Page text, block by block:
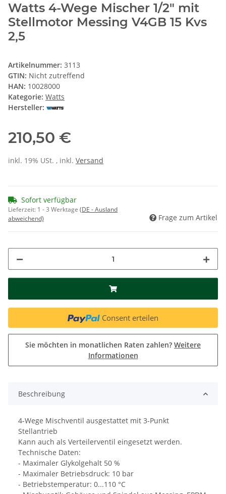
Watts 4-Wege Mischer 1/2" mit
Stellmotor Messing V4GB 15 Kvs
2,5
Artikelnummer: 3113
GTIN: Nicht zutreffend
HAN: 10028000
Kategorie: Watts
Hersteller:
210,50 €
inkl. 19% USt. , inkl. Versand
Sofort verfügbar
Lieferzeit: 1 - 3 Werktage (DE - Ausland
abweichend)
Frage zum Artikel
Consent erteilen
Sie möchten in monatlichen Raten zahlen? Weitere
Informationen
Beschreibung
4-Wege Mischventil ausgestattet mit 3-Punkt
Stellantrieb
Kann auch als Verteilerventil eingesetzt werden.
Technische Daten:
- Maximaler Glykolgehalt 50 %
- Maximaler Betriebsdruck: 10 bar
- Betriebstemperatur: 0...110 °C